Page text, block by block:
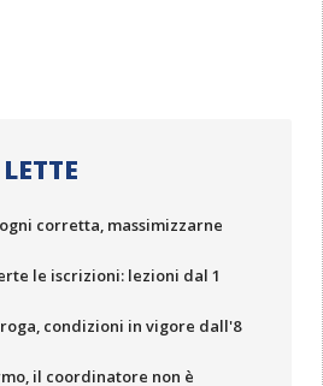
corretta, massimizzarne
le iscrizioni: lezioni dal 1
condizioni in vigore dall'8
il coordinatore non è